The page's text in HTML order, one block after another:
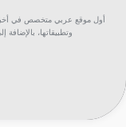
أول موقع عربي متخصص في أخبار
وتطبيقاتها،